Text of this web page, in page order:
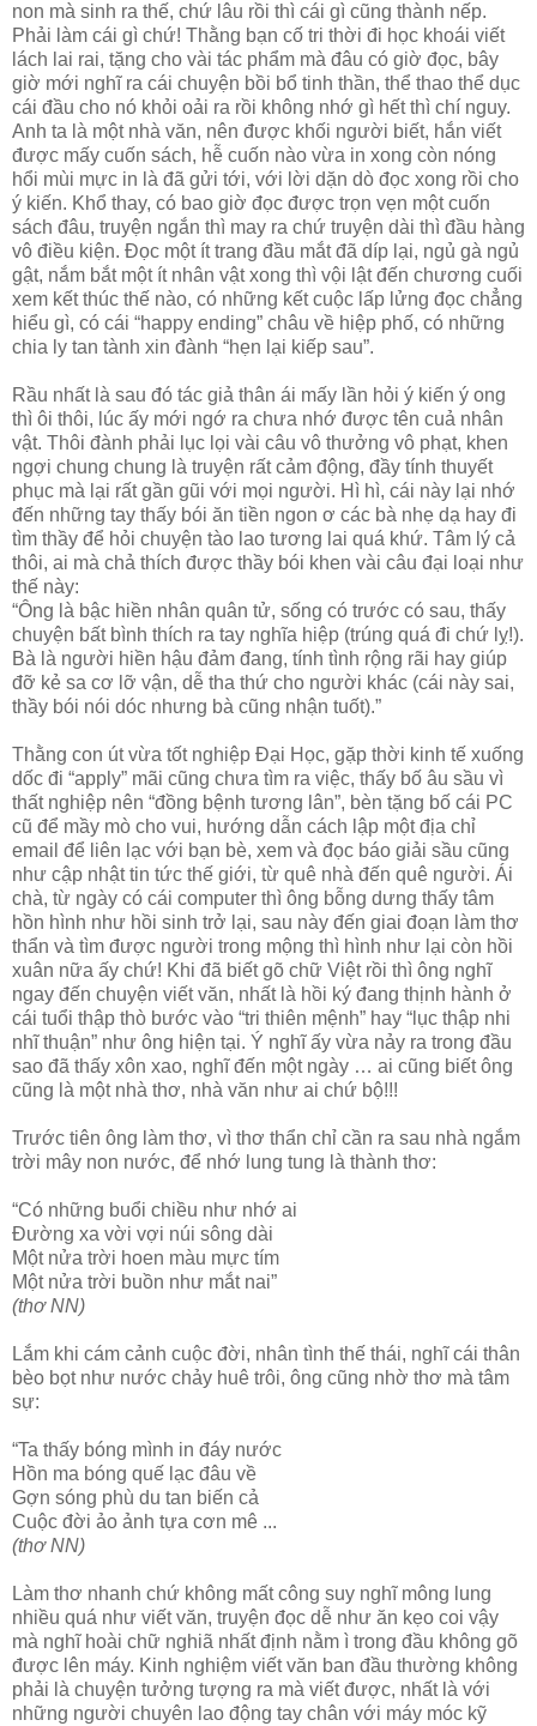
non mà sinh ra thế, chứ lâu rồi thì cái gì cũng thành nếp.
Phải làm cái gì chứ! Thằng bạn cố tri thời đi học khoái viết
lách lai rai, tặng cho vài tác phẩm mà đâu có giờ đọc, bây
giờ mới nghĩ ra cái chuyện bồi bổ tinh thần, thể thao thể dục
cái đầu cho nó khỏi oải ra rồi không nhớ gì hết thì chí nguy.
Anh ta là một nhà văn, nên được khối người biết, hắn viết
được mấy cuốn sách, hễ cuốn nào vừa in xong còn nóng
hổi mùi mực in là đã gửi tới, với lời dặn dò đọc xong rồi cho
ý kiến. Khổ thay, có bao giờ đọc được trọn vẹn một cuốn
sách đâu, truyện ngắn thì may ra chứ truyện dài thì đầu hàng
vô điều kiện. Đọc một ít trang đầu mắt đã díp lại, ngủ gà ngủ
gật, nắm bắt một ít nhân vật xong thì vội lật đến chương cuối
xem kết thúc thế nào, có những kết cuộc lấp lửng đọc chẳng
hiểu gì, có cái “happy ending” châu về hiệp phố, có những
chia ly tan tành xin đành “hẹn lại kiếp sau”.
Rầu nhất là sau đó tác giả thân ái mấy lần hỏi ý kiến ý ong
thì ôi thôi, lúc ấy mới ngớ ra chưa nhớ được tên cuả nhân
vật. Thôi đành phải lục lọi vài câu vô thưởng vô phạt, khen
ngợi chung chung là truyện rất cảm động, đầy tính thuyết
phục mà lại rất gần gũi với mọi người. Hì hì, cái này lại nhớ
đến những tay thấy bói ăn tiền ngon ơ các bà nhẹ dạ hay đi
tìm thầy để hỏi chuyện tào lao tương lai quá khứ. Tâm lý cả
thôi, ai mà chả thích được thầy bói khen vài câu đại loại như
thế này:
“Ông là bậc hiền nhân quân tử, sống có trước có sau, thấy
chuyện bất bình thích ra tay nghĩa hiệp (trúng quá đi chứ lỵ!).
Bà là người hiền hậu đảm đang, tính tình rộng rãi hay giúp
đỡ kẻ sa cơ lỡ vận, dễ tha thứ cho người khác (cái này sai,
thầy bói nói dóc nhưng bà cũng nhận tuốt).”
Thằng con út vừa tốt nghiệp Đại Học, gặp thời kinh tế xuống
dốc đi “apply” mãi cũng chưa tìm ra việc, thấy bố âu sầu vì
thất nghiệp nên “đồng bệnh tương lân”, bèn tặng bố cái PC
cũ để mầy mò cho vui, hướng dẫn cách lập một địa chỉ
email để liên lạc với bạn bè, xem và đọc báo giải sầu cũng
như cập nhật tin tức thế giới, từ quê nhà đến quê người. Ái
chà, từ ngày có cái computer thì ông bỗng dưng thấy tâm
hồn hình như hồi sinh trở lại, sau này đến giai đoạn làm thơ
thẩn và tìm được người trong mộng thì hình như lại còn hồi
xuân nữa ấy chứ! Khi đã biết gõ chữ Việt rồi thì ông nghĩ
ngay đến chuyện viết văn, nhất là hồi ký đang thịnh hành ở
cái tuổi thập thò bước vào “tri thiên mệnh” hay “lục thập nhi
nhĩ thuận” như ông hiện tại. Ý nghĩ ấy vừa nảy ra trong đầu
sao đã thấy xôn xao, nghĩ đến một ngày … ai cũng biết ông
cũng là một nhà thơ, nhà văn như ai chứ bộ!!!
Trước tiên ông làm thơ, vì thơ thẩn chỉ cần ra sau nhà ngắm
trời mây non nước, để nhớ lung tung là thành thơ:
“Có những buổi chiều như nhớ ai
Đường xa vời vợi núi sông dài
Một nửa trời hoen màu mực tím
Một nửa trời buồn như mắt nai”
(thơ NN)
Lắm khi cám cảnh cuộc đời, nhân tình thế thái, nghĩ cái thân
bèo bọt như nước chảy huê trôi, ông cũng nhờ thơ mà tâm
sự:
“Ta thấy bóng mình in đáy nước
Hồn ma bóng quế lạc đâu về
Gợn sóng phù du tan biến cả
Cuộc đời ảo ảnh tựa cơn mê ...
(thơ NN)
Làm thơ nhanh chứ không mất công suy nghĩ mông lung
nhiều quá như viết văn, truyện đọc dễ như ăn kẹo coi vậy
mà nghĩ hoài chữ nghiã nhất định nằm ì trong đầu không gõ
được lên máy. Kinh nghiệm viết văn ban đầu thường không
phải là chuyện tưởng tượng ra mà viết được, nhất là với
những người chuyên lao động tay chân với máy móc kỹ